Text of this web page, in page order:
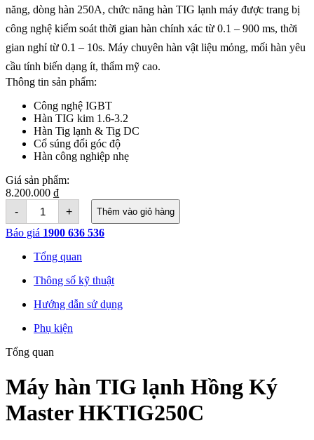
năng, dòng hàn 250A, chức năng hàn TIG lạnh máy được trang bị
công nghệ kiểm soát thời gian hàn chính xác từ 0.1 – 900 ms, thời
gian nghỉ từ 0.1 – 10s. Máy chuyên hàn vật liệu mỏng, mối hàn yêu
cầu tính biến dạng ít, thẩm mỹ cao.
Thông tin sản phẩm:
Công nghệ IGBT
Hàn TIG kim 1.6-3.2
Hàn Tig lạnh & Tig DC
Cổ súng đổi góc độ
Hàn công nghiệp nhẹ
Giá sản phẩm:
8.200.000 ₫
-
Máy
hàn
TIG
lạnh
Hồng
Ký
HKTIG250C
+ Thêm vào giỏ hàng
Báo giá 1900 636 536
Tổng quan
Thông số kỹ thuật
Hướng dẫn sử dụng
Phụ kiện
Tổng quan
Máy hàn TIG lạnh Hồng Ký
Master HKTIG250C